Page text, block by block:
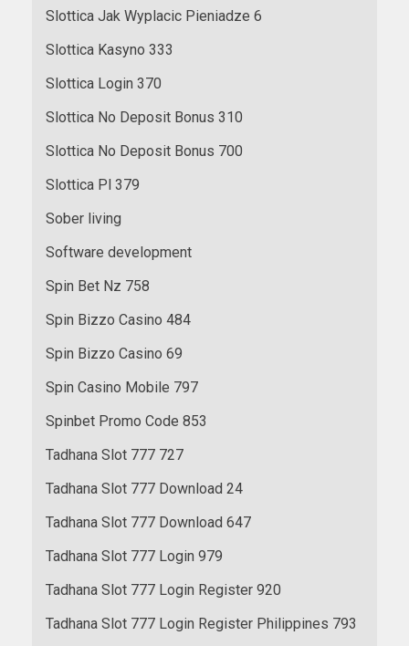
Slottica Jak Wyplacic Pieniadze 6
Slottica Kasyno 333
Slottica Login 370
Slottica No Deposit Bonus 310
Slottica No Deposit Bonus 700
Slottica Pl 379
Sober living
Software development
Spin Bet Nz 758
Spin Bizzo Casino 484
Spin Bizzo Casino 69
Spin Casino Mobile 797
Spinbet Promo Code 853
Tadhana Slot 777 727
Tadhana Slot 777 Download 24
Tadhana Slot 777 Download 647
Tadhana Slot 777 Login 979
Tadhana Slot 777 Login Register 920
Tadhana Slot 777 Login Register Philippines 793